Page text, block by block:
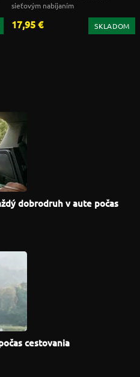
sieťovým nabíjaním
17,95 € SKLADOM
dobrodruh v aute počas
cestovania